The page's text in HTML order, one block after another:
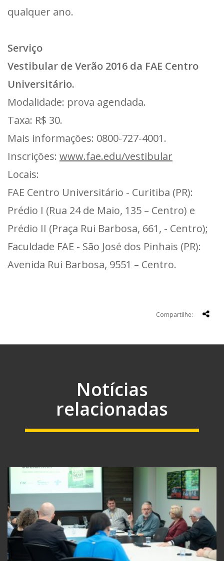
qualquer ano.
Serviço
Vestibular de Verão 2016 da FAE Centro
Universitário.
Modalidade: prova agendada.
Taxa: R$ 30.
Mais informações: 0800-727-4001.
Inscrições: www.fae.edu/vestibular
Locais:
FAE Centro Universitário - Curitiba (PR):
Prédio I (Rua 24 de Maio, 135 – Centro) e
Prédio II (Praça Rui Barbosa, 661, - Centro);
Faculdade FAE - São José dos Pinhais (PR):
Avenida Rui Barbosa, 9551 – Centro.
Compartilhe:
Notícias
relacionadas